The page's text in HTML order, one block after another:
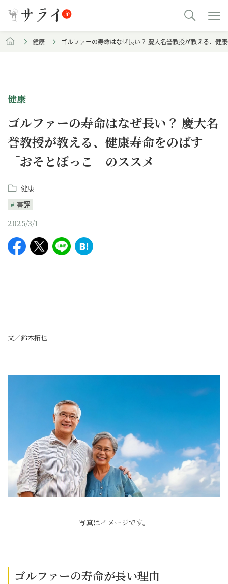
健康 ゴルファーの寿命はなぜ長い？ 慶大名誉教授が教える、健
健康
ゴルファーの寿命はなぜ長い？ 慶大名
誉教授が教える、健康寿命をのばす
「おそとぼっこ」のススメ
健康
書評
2025/3/1
文／鈴木拓也
写真はイメージです。
ゴルファーの寿命が長い理由